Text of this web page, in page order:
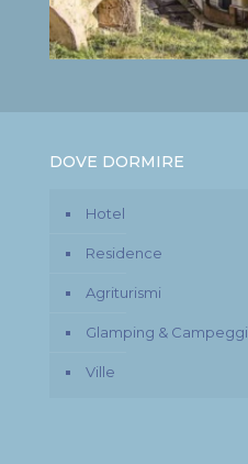
DOVE DORMIRE
Hotel
Residence
Agriturismi
Glamping & Campeggi
Ville